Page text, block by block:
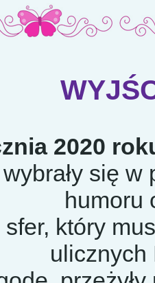
2020
wybrały się
humoru
który
ulicznych